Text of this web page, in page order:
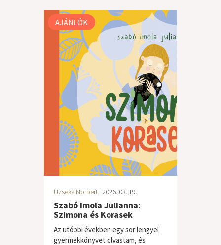
AJÁNLÓK
Uzseka Norbert | 2026. 03. 19.
Szabó Imola Julianna:
Szimona és Korasek
Az utóbbi években egy sor lengyel
gyermekkönyvet olvastam, és